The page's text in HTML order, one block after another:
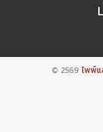
© 2569 ไพพ์แ